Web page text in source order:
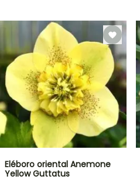
Eléboro oriental Anemone
Yellow Guttatus